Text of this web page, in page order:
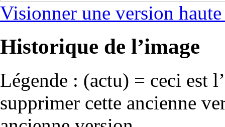
Visionner une version
Historique de l’image
Légende : (actu) = ceci est
supprimer cette ancienne